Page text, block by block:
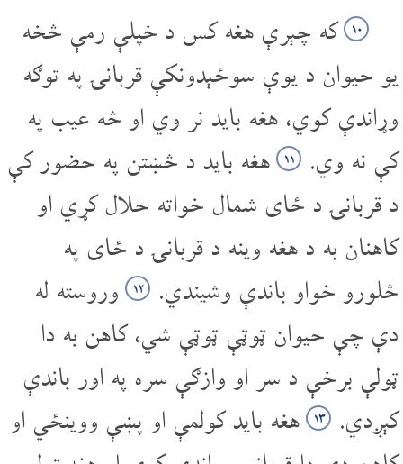
۱۰ که چېرې هغه کس د خپلې رمې څخه
یو حیوان د یوې سوځېدونکې قربانۍ په توګه
وړاندې کوي، هغه باید نر وي او څه عیب په
کې نه وي.
۱۱ هغه باید د څښتن په حضور کې
د قربانۍ د ځای شمال خواته حلال کړي او
کاهنان به د هغه وینه د قربانۍ د ځای په
څلورو خواو باندې وشیندي.
۱۲ وروسته له
دې چې حیوان ټوټې ټوټې شي، کاهن به دا
ټولې برخې د سر او وازګې سره په اور باندې
کېږدي.
۱۳ هغه باید کولمې او پښې ووینځي او